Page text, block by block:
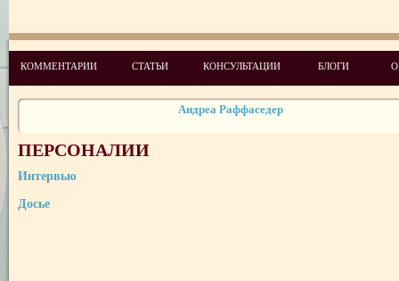
КОММЕНТАРИИ СТАТЬИ КОНСУЛЬТАЦИИ БЛОГИ
Алексей Мервинский
Ирина Тихомирова
Владимир Козак
ПЕРСОНАЛИИ
Интервью
Досье